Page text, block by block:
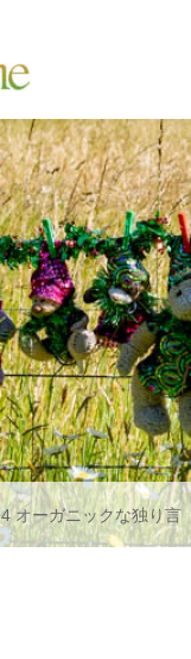
4 オーガニックな独り言